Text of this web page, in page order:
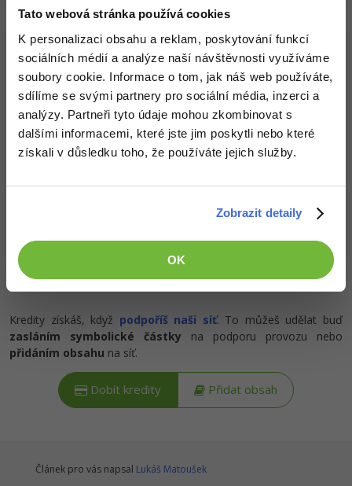
Tato webová stránka používá cookies
K personalizaci obsahu a reklam, poskytování funkcí
sociálních médií a analýze naší návštěvnosti využíváme
soubory cookie. Informace o tom, jak náš web používáte,
sdílíme se svými partnery pro sociální média, inzerci a
analýzy. Partneři tyto údaje mohou zkombinovat s
dalšími informacemi, které jste jim poskytli nebo které
získali v důsledku toho, že používáte jejich služby.
Zobrazit detaily
OK
Marketing -30%
WordPress
SEO -30%
Business
Time management
Windows
Adobe Illustrator -80%
Adobe Lightroom -30%
Adobe XD -15%
Adobe InDesign -25%
Inkscape
Fotografování -80%
Video
Ostatní
Fórum
Kariéra
Pro firmy
Dovednosti, které ti pomohou získat vysněnou a
dobře placenou práci.
Popis článku
Požadovaný článek má následující obsah:
téma práce s docx a xlsx soubory. Úlohy jsou
Kredity získáš, když podpoříš naši síť. To můžeš udělat buď
zasláním symbolické částky na podporu provozu nebo
přidáním obsahu na síť.
Dobít kredity Přidat obsah
Článek pro vás napsal Lukáš Matoušek